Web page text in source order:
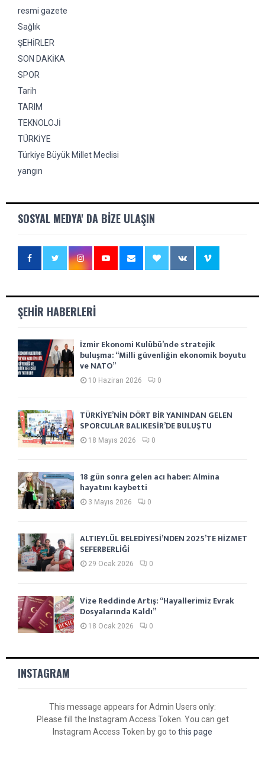
resmi gazete
Sağlık
ŞEHİRLER
SON DAKİKA
SPOR
Tarih
TARIM
TEKNOLOJİ
TÜRKİYE
Türkiye Büyük Millet Meclisi
yangın
SOSYAL MEDYA' DA BIZE ULAŞIN
ŞEHIR HABERLERI
İzmir Ekonomi Kulübü’nde stratejik
buluşma: “Milli güvenliğin ekonomik boyutu
ve NATO”
10 Haziran 2026 0
TÜRKİYE’NİN DÖRT BİR YANINDAN GELEN
SPORCULAR BALIKESİR’DE BULUŞTU
18 Mayıs 2026 0
18 gün sonra gelen acı haber: Almina
hayatını kaybetti
3 Mayıs 2026 0
ALTIEYLÜL BELEDİYESİ’NDEN 2025’TE HİZMET
SEFERBERLİĞİ
29 Ocak 2026 0
Vize Reddinde Artış: “Hayallerimiz Evrak
Dosyalarında Kaldı”
18 Ocak 2026 0
INSTAGRAM
This message appears for Admin Users only:
Please fill the Instagram Access Token. You can get
Instagram Access Token by go to this page